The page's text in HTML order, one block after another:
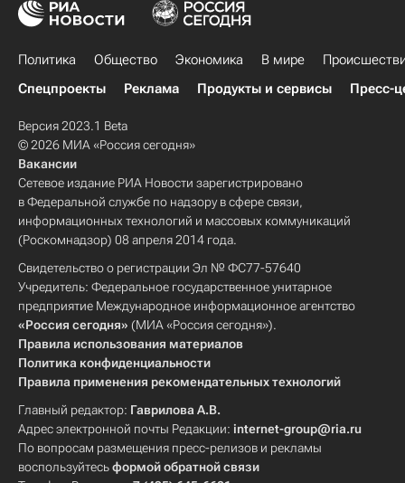
Политика Общество Экономика В мире
Спецпроекты
Реклама Продукты и сервисы Пресс-
Версия 2023.1 Beta
© 2026 МИА «Россия сегодня»
Вакансии
Сетевое издание РИА Новости зарегистрировано
в Федеральной службе по надзору в сфере связи,
информационных технологий и массовых коммуникаций
(Роскомнадзор) 08 апреля 2014 года.
Свидетельство о регистрации Эл № ФС77-57640
Учредитель: Федеральное государственное унитарное
предприятие Международное информационное агентство
«Россия сегодня» (МИА «Россия сегодня»).
Правила использования материалов
Политика конфиденциальности
Правила применения рекомендательных технологий
Главный редактор: Гаврилова А.В.
Адрес электронной почты Редакции: internet-group@ria.ru
По вопросам размещения пресс-релизов и рекламы
воспользуйтесьформой обратной связи